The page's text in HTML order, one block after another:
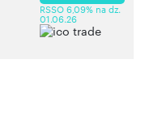
RSSO 6,09% na dz.
01.06.26